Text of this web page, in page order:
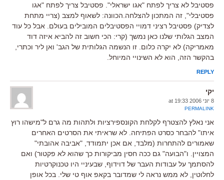
פסטיבל לא צריך לפתח "אגו ישראלי". פסטיבל צריך לפתח "אגו
פסטיבלי", זה המתכון להצלחה.הכוונה: לשאוף למצב (צריי מתחת
לצדיק) פסטיבל רציני דמויי הפסטיבלים המובילים בעולם. אבל כל עוד
המצב הגלותי שלנו כאן נמשך (קרי: הכי חשוב זה להביא איזה דוד
מאמריקה) לא יקרה כלום. זו הנשמה הגלותית של הגב' ואן ליר וכתרי,
בהקשר הזה, הוא לא השינויי המיוחל.
REPLY
יקי
8 יוני 2006 at 19:33
PERMALINK
אני נאלץ להצטרף לקלחת הקונספירציות ולתהות מה גרם ל"מישהו רוץ
איתו" להבחר כסרט הפתיחה. לא שראיתי את הסרטים האחרים
שאמורים להתחרות (מלבד, אם אכן יתמודד, "אביבה אהובתי"
המצויין. ו"הבועה" גם ככה חסין מביקורות כך שהוא לא פקטור) ואם
להסתמך על עבודות העבר של דוידוף, שבעיניי היו טכנוקרטיות
לחלוטין, לא ממש נראה לי שמדובר בקאפ אוף טי שלי. בכל אופן